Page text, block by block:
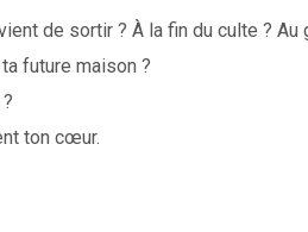
de sortir ? À la fin du culte ? Au
future maison ?
ton cœur.